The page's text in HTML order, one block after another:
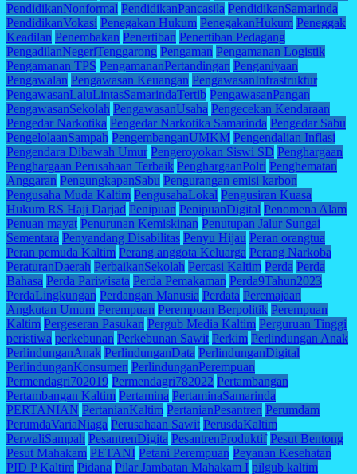
PendidikanNonformal PendidikanPancasila PendidikanSamarinda
PendidikanVokasi Penegakan Hukum PenegakanHukum Peneggak
Keadilan Penembakan Penertiban Penertiban Pedagang
PengadilanNegeriTenggarong Pengaman Pengamanan Logistik
Pengamanan TPS PengamananPertandingan Penganiyaan
Pengawalan Pengawasan Keuangan PengawasanInfrastruktur
PengawasanLaluLintasSamarindaTertib PengawasanPangan
PengawasanSekolah PengawasanUsaha Pengecekan Kendaraan
Pengedar Narkotika Pengedar Narkotika Samarinda Pengedar Sabu
PengelolaanSampah PengembanganUMKM Pengendalian Inflasi
Pengendara Dibawah Umur Pengeroyokan Siswi SD Penghargaan
Penghargaan Perusahaan Terbaik PenghargaanPolri Penghematan
Anggaran PengungkapanSabu Pengurangan emisi karbon
Pengusaha Muda Kaltim PengusahaLokal Pengusiran Kuasa
Hukum RS Haji Darjad Penipuan PenipuanDigital Penomena Alam
Penuan mayat Penurunan Kemiskinan Penutupan Jalur Sungai
Sementara Penyandang Disabilitas Penyu Hijau Peran orangtua
Peran pemuda Kaltim Perang anggota Keluarga Perang Narkoba
PeraturanDaerah PerbaikanSekolah Percasi Kaltim Perda Perda
Bahasa Perda Pariwisata Perda Pemakaman Perda9Tahun2023
PerdaLingkungan Perdangan Manusia Perdata Peremajaan
Angkutan Umum Perempuan Perempuan Berpolitik Perempuan
Kaltim Pergeseran Pasukan Pergub Media Kaltim Perguruan Tinggi
peristiwa perkebunan Perkebunan Sawit Perkim Perlindungan Anak
PerlindunganAnak PerlindunganData PerlindunganDigital
PerlindunganKonsumen PerlindunganPerempuan
Permendagri702019 Permendagri782022 Pertambangan
Pertambangan Kaltim Pertamina PertaminaSamarinda
PERTANIAN PertanianKaltim PertanianPesantren Perumdam
PerumdaVariaNiaga Perusahaan Sawit PerusdaKaltim
PerwaliSampah PesantrenDigita PesantrenProduktif Pesut Bentong
Pesut Mahakam PETANI Petani Perempuan Peyanan Kesehatan
PID P Kaltim Pidana Pilar Jambatan Mahakam I pilgub kaltim